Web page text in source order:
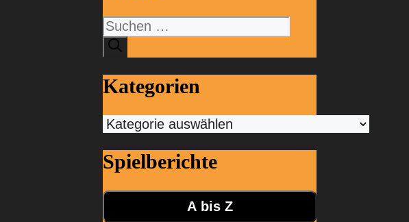
Suchen
nach:
Kategorien
Kategorien
Spielberichte
A bis Z